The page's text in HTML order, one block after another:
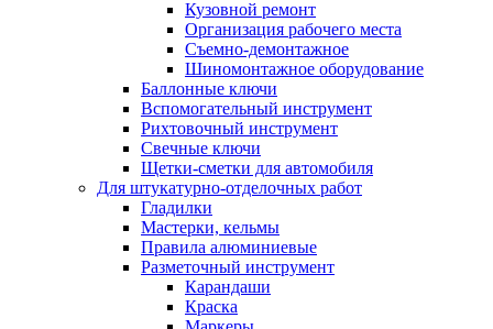
Кузовной ремонт
Организация рабочего места
Съемно-демонтажное
Шиномонтажное оборудование
Баллонные ключи
Вспомогательный инструмент
Рихтовочный инструмент
Свечные ключи
Щетки-сметки для автомобиля
Для штукатурно-отделочных работ
Гладилки
Мастерки, кельмы
Правила алюминиевые
Разметочный инструмент
Карандаши
Краска